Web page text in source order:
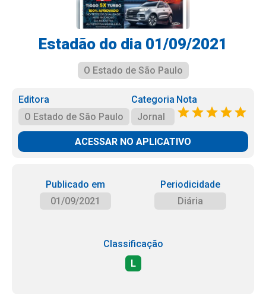
Estadão do dia 01/09/2021
O Estado de São Paulo
Editora
O Estado de São Paulo
Categoria
Jornal
Nota
ACESSAR NO APLICATIVO
Publicado em
01/09/2021
Periodicidade
Diária
Classificação
L